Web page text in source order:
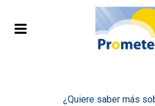
¿Quiere saber más